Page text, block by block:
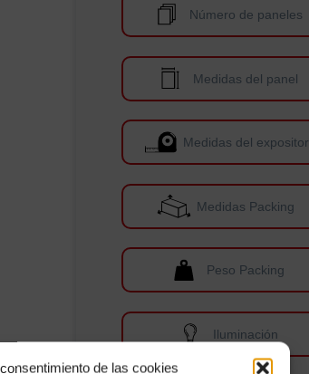
de las cookies
Número de paneles
Medidas del panel
Medidas del expositor
Medidas Packing
Peso Packing
Iluminación